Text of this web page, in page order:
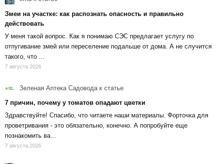
Змеи на участке: как распознать опасность и правильно
действовать
У меня такой вопрос. Как я понимаю СЭС предлагает услугу по
отпугивание змей или переселение подальше от дома. А не случится
такого, что ...
7 августа 2026
Зеленая Аптека Садовода к статье
7 причин, почему у томатов опадают цветки
Здравствуйте! Спасибо, что читаете наши материалы. Форточка для
проветривания - это обязательно, конечно. А попробуйте еще
познакомить ва...
7 августа 2026